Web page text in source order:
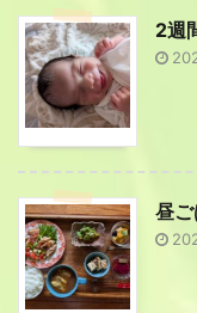
2週
昼ご